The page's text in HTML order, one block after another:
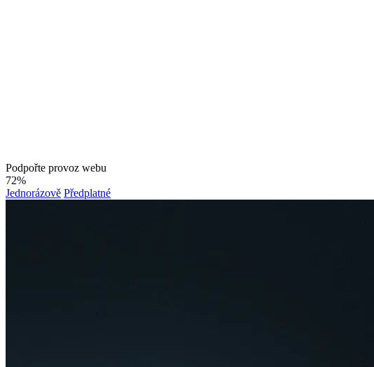
Podpořte provoz webu
72%
Jednorázově Předplatné